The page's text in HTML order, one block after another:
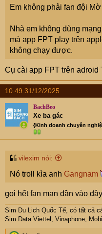
Em không phải fan đội Mờ
Nhà em không dùng
mà app FPT play trên
không chạy được.
Cụ cài app FPT trên adroid
10:49 31/12/2025
BachBeo
Xe ba gác
{Kinh doanh chuyên
vilexim nói:
Nó troll kìa anh Gangnam
gọi hết fan man đần vào đây
Sim Du Lịch Quốc Tế, có tất cả
Sim Data Viettel, Vinaphone,